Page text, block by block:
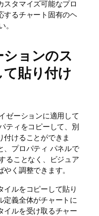
スタマイズ可能なプロ
するチャート固有のヘ
。
ョンのス
貼り付け
ゼーションに適用して
ティをコピーして、別
付けることができま
、プロパティ パネルで
ることなく、ビジュア
く調整できます。
イルをコピーして貼り
定義全体がチャートに
イルを受け取るチャー